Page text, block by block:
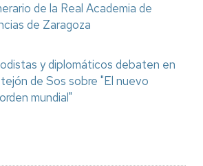
de la Real Academia de
de Zaragoza
y diplomáticos debaten en
de Sos sobre "El nuevo
mundial"